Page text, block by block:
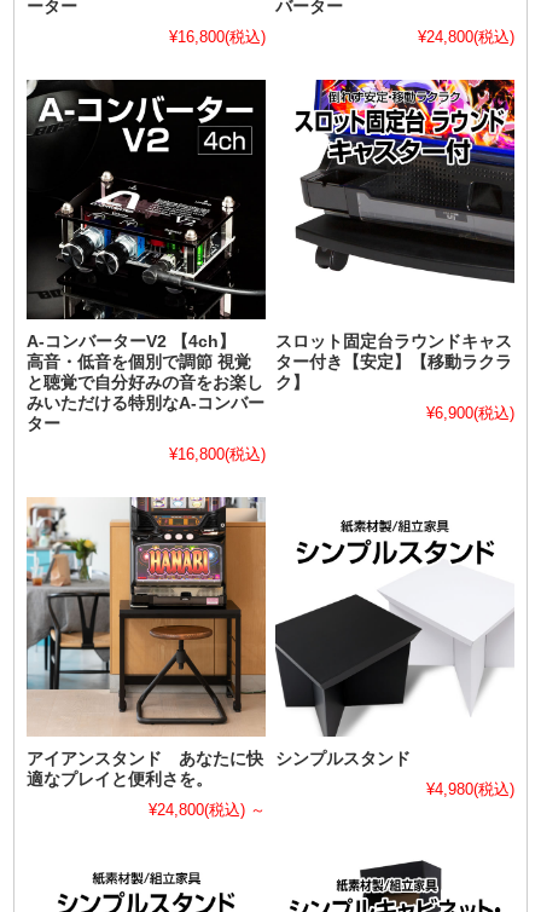
ーター
¥16,800(税込)
バーター
¥24,800(税込)
A-コンバーターV2 【4ch】
高音・低音を個別で調節 視覚
と聴覚で自分好みの音をお楽し
みいただける特別なA-コンバー
ター
¥16,800(税込)
スロット固定台ラウンドキャス
ター付き【安定】【移動ラクラ
ク】
¥6,900(税込)
アイアンスタンド あなたに快
適なプレイと便利さを。
¥24,800(税込) ～
シンプルスタンド
¥4,980(税込)